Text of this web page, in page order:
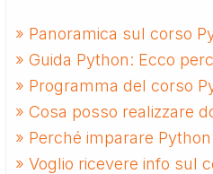
» Panoramica sul corso
» Guida Python: Ecco
» Programma del corso
» Cosa posso realizzare
» Perché imparare Python
» Voglio ricevere info sul